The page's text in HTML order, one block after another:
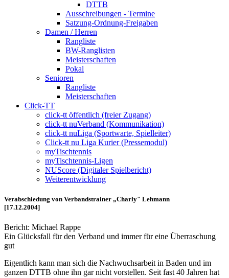
DTTB
Ausschreibungen - Termine
Satzung-Ordnung-Freigaben
Damen / Herren
Rangliste
BW-Ranglisten
Meisterschaften
Pokal
Senioren
Rangliste
Meisterschaften
Click-TT
click-tt öffentlich (freier Zugang)
click-tt nuVerband (Kommunikation)
click-tt nuLiga (Sportwarte, Spielleiter)
Click-tt nu Liga Kurier (Pressemodul)
myTischtennis
myTischtennis-Ligen
NUScore (Digitaler Spielbericht)
Weiterentwicklung
Verabschiedung von Verbandstrainer „Charly" Lehmann
[17.12.2004]
Bericht: Michael Rappe
Ein Glücksfall für den Verband und immer für eine Überraschung
gut
Eigentlich kann man sich die Nachwuchsarbeit in Baden und im
ganzen DTTB ohne ihn gar nicht vorstellen. Seit fast 40 Jahren hat